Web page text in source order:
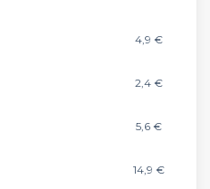
4,9 €
2,4 €
5,6 €
14,9 €